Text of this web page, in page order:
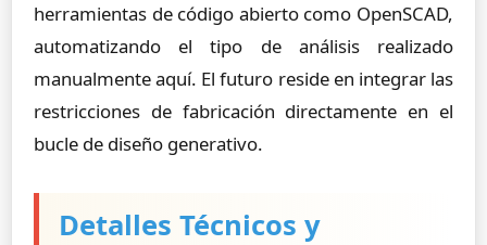
herramientas de código abierto como OpenSCAD,
automatizando el tipo de análisis realizado
manualmente aquí. El futuro reside en integrar las
restricciones de fabricación directamente en el
bucle de diseño generativo.
Detalles Técnicos y